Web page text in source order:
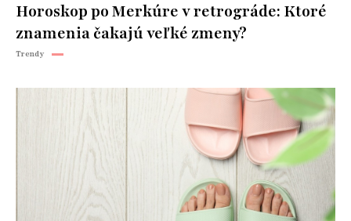
Horoskop po Merkúre v retrográde: Ktoré
znamenia čakajú veľké zmeny?
Trendy